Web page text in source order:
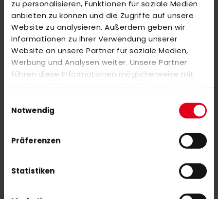
zu personalisieren, Funktionen für soziale Medien
anbieten zu können und die Zugriffe auf unsere
Website zu analysieren. Außerdem geben wir
Informationen zu Ihrer Verwendung unserer
Website an unsere Partner für soziale Medien,
Werbung und Analysen weiter. Unsere Partner
führen diese Informationen möglicherweise mit
weiteren Daten zusammen, die Sie ihnen
Nutzung der Dienste gesammelt haben.
Notwendig
Präferenzen
Statistiken
ÄHNLICHE PRODUKTE
Markieren Sie die Artikel, um Sie dem Warenkorb hinzuzufügen
Alle auswählen
adidas Youngstar Shinguard Black-White